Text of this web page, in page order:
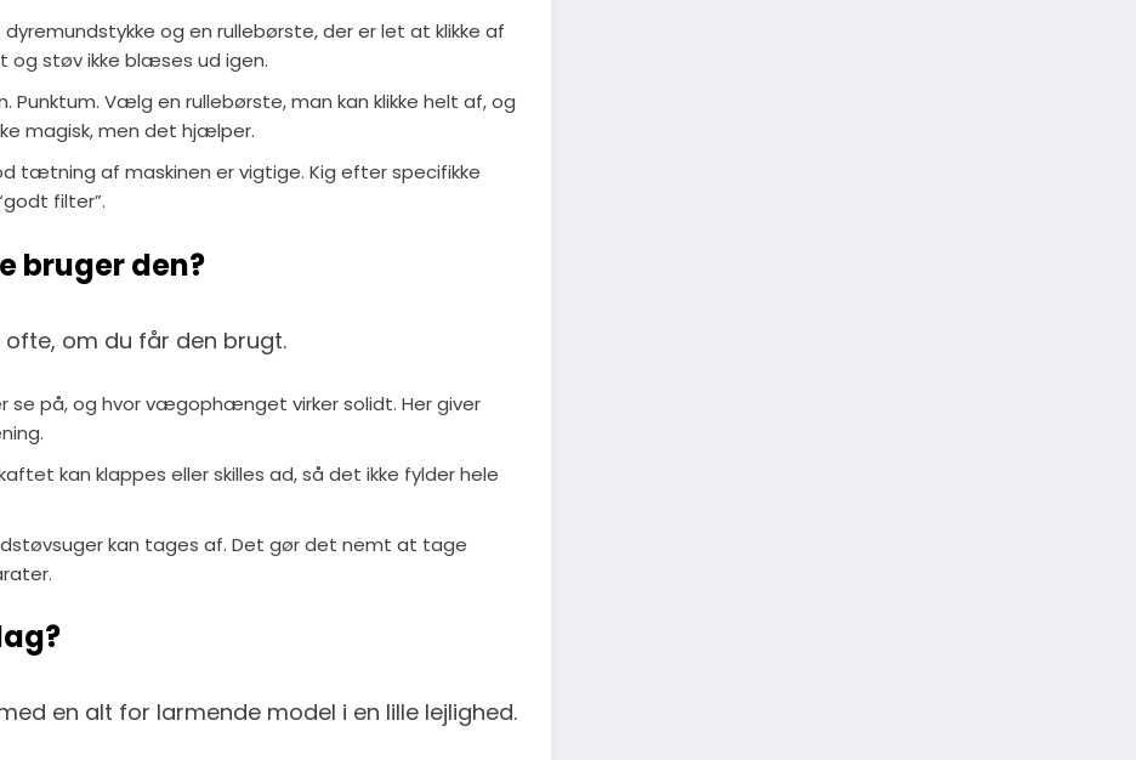
og en rullebørste, der er let at klikke af
og støv ikke blæses ud igen.
Punktum. Vælg en rullebørste, man kan klikke helt af, og
magisk, men det hjælper.
tætning af maskinen er vigtige. Kig efter specifikke
filter”.
bruger den?
om du får den brugt.
se på, og hvor vægophænget virker solidt. Her giver
kan klappes eller skilles ad, så det ikke fylder hele
kan tages af. Det gør det nemt at tage
en alt for larmende model i en lille lejlighed.